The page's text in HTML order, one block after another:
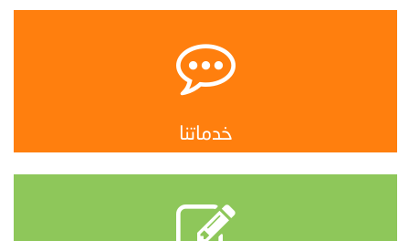
خدماتنا